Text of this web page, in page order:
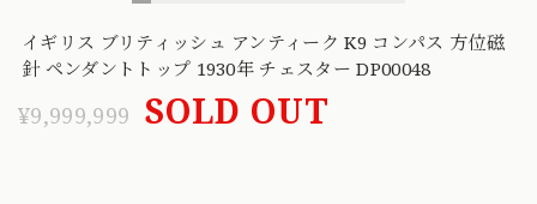
イギリス ブリティッシュ アンティーク K9 コンパス 方位磁
針 ペンダントトップ 1930年 チェスター DP00048
¥9,999,999 SOLD OUT